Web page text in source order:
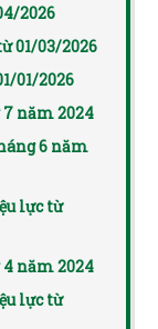
2026
01/03/2026
01/2026
năm 2024
6 năm
lực từ
năm 2024
lực từ